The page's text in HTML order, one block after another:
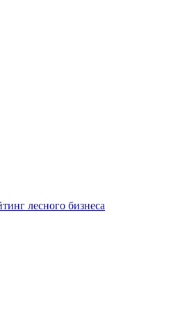
лесного бизнеса